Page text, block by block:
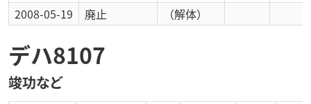
2008-05-19
廃止 （解体）
デハ8107
竣功など